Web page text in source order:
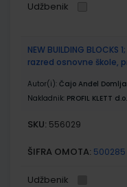
Udžbenik
NEW BUILDING
razred osnovne škole,
Autor(i): Čajo Anđel
Nakladnik: PROFIL KLETT
SKU: 556029
ŠIFRA OMOTA: 500285
Udžbenik